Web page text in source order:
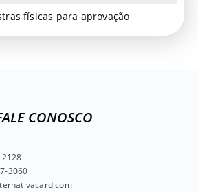
físicas para aprovação
CONOSCO
2128
3060